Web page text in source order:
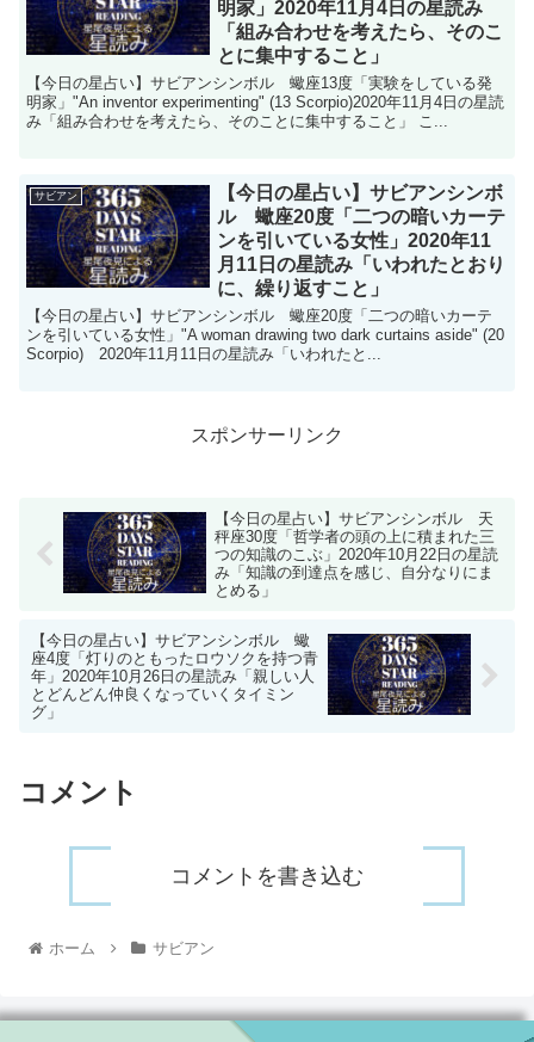
明家」2020年11月4日の星読み
「組み合わせを考えたら、そのこ
とに集中すること」
【今日の星占い】サビアンシンボル 蠍座13度「実験をしている発
明家」"An inventor experimenting" (13 Scorpio)2020年11月4日の星読
み「組み合わせを考えたら、そのことに集中すること」 こ...
サビアン
【今日の星占い】サビアンシンボ
ル 蠍座20度「二つの暗いカーテ
ンを引いている女性」2020年11
月11日の星読み「いわれたとおり
に、繰り返すこと」
【今日の星占い】サビアンシンボル 蠍座20度「二つの暗いカーテ
ンを引いている女性」"A woman drawing two dark curtains aside" (20
Scorpio) 2020年11月11日の星読み「いわれたと...
スポンサーリンク
【今日の星占い】サビアンシンボル 天
秤座30度「哲学者の頭の上に積まれた三
つの知識のこぶ」2020年10月22日の星読
み「知識の到達点を感じ、自分なりにま
とめる」
【今日の星占い】サビアンシンボル 蠍
座4度「灯りのともったロウソクを持つ青
年」2020年10月26日の星読み「親しい人
とどんどん仲良くなっていくタイミン
グ」
コメント
コメントを書き込む
ホーム サビアン